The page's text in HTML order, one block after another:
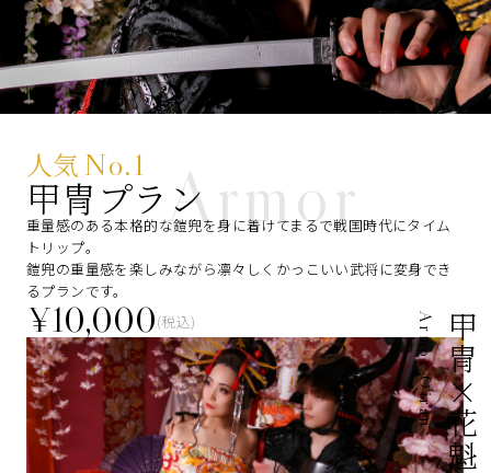
人気No.1
甲冑プランArmor
重量感のある本格的な鎧兜を身に着けてまるで戦国時代にタイム
トリップ。
鎧兜の重量感を楽しみながら凛々しくかっこいい武将に変身でき
るプランです。
¥10,000(税込) 甲冑×花魁
Armor Oiran